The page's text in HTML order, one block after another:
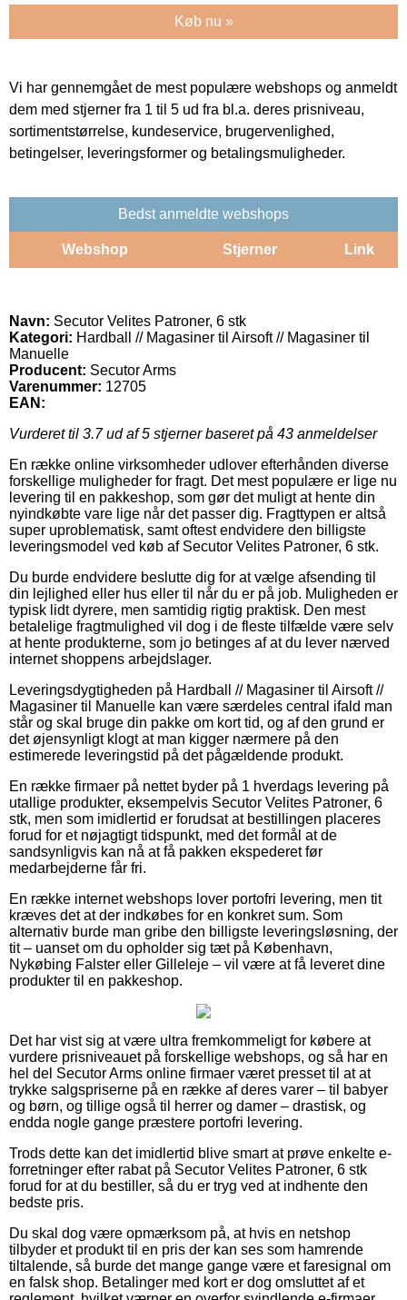
Køb nu »
Vi har gennemgået de mest populære webshops og anmeldt
dem med stjerner fra 1 til 5 ud fra bl.a. deres prisniveau,
sortimentstørrelse, kundeservice, brugervenlighed,
betingelser, leveringsformer og betalingsmuligheder.
Bedst anmeldte webshops
Webshop Stjerner Link
Navn: Secutor Velites Patroner, 6 stk
Kategori: Hardball // Magasiner til Airsoft // Magasiner til
Manuelle
Producent: Secutor Arms
Varenummer: 12705
EAN:
Vurderet til 3.7ud af 5 stjerner baseret på 43 anmeldelser
En række online virksomheder udlover efterhånden diverse
forskellige muligheder for fragt. Det mest populære er lige nu
levering til en pakkeshop, som gør det muligt at hente din
nyindkøbte vare lige når det passer dig. Fragttypen er altså
super uproblematisk, samt oftest endvidere den billigste
leveringsmodel ved køb af Secutor Velites Patroner, 6 stk.
Du burde endvidere beslutte dig for at vælge afsending til
din lejlighed eller hus eller til når du er på job. Muligheden er
typisk lidt dyrere, men samtidig rigtig praktisk. Den mest
betalelige fragtmulighed vil dog i de fleste tilfælde være selv
at hente produkterne, som jo betinges af at du lever nærved
internet shoppens arbejdslager.
Leveringsdygtigheden på Hardball // Magasiner til Airsoft //
Magasiner til Manuelle kan være særdeles central ifald man
står og skal bruge din pakke om kort tid, og af den grund er
det øjensynligt klogt at man kigger nærmere på den
estimerede leveringstid på det pågældende produkt.
En række firmaer på nettet byder på 1 hverdags levering på
utallige produkter, eksempelvis Secutor Velites Patroner, 6
stk, men som imidlertid er forudsat at bestillingen placeres
forud for et nøjagtigt tidspunkt, med det formål at de
sandsynligvis kan nå at få pakken ekspederet før
medarbejderne får fri.
En række internet webshops lover portofri levering, men tit
kræves det at der indkøbes for en konkret sum. Som
alternativ burde man gribe den billigste leveringsløsning, der
tit – uanset om du opholder sig tæt på København,
Nykøbing Falster eller Gilleleje – vil være at få leveret dine
produkter til en pakkeshop.
Det har vist sig at være ultra fremkommeligt for købere at
vurdere prisniveauet på forskellige webshops, og så har en
hel del Secutor Arms online firmaer været presset til at at
trykke salgspriserne på en række af deres varer – til babyer
og børn, og tillige også til herrer og damer – drastisk, og
endda nogle gange præstere portofri levering.
Trods dette kan det imidlertid blive smart at prøve enkelte e-
forretninger efter rabat på Secutor Velites Patroner, 6 stk
forud for at du bestiller, så du er tryg ved at indhente den
bedste pris.
Du skal dog være opmærksom på, at hvis en netshop
tilbyder et produkt til en pris der kan ses som hamrende
tiltalende, så burde det mange gange være et faresignal om
en falsk shop. Betalinger med kort er dog omsluttet af et